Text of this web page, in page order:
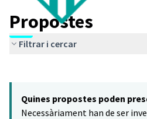
Propostes
Filtrar i cercar
−
Quines propostes poden
Necessàriament han de ser